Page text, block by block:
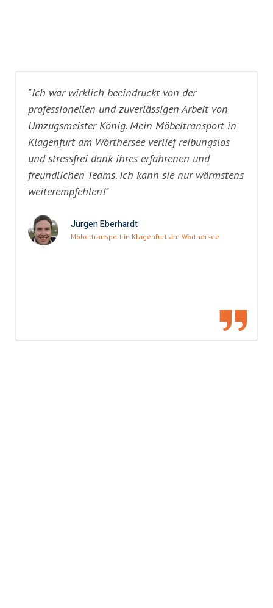
"Ich war wirklich beeindruckt von der
professionellen und zuverlässigen Arbeit von
Umzugsmeister König. Mein Möbeltransport in
Klagenfurt am Wörthersee verlief reibungslos
und stressfrei dank ihres erfahrenen und
freundlichen Teams. Ich kann sie nur wärmstens
weiterempfehlen!"
Jürgen Eberhardt
Möbeltransport in Klagenfurt am Wörthersee